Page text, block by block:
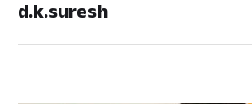
d.k.suresh